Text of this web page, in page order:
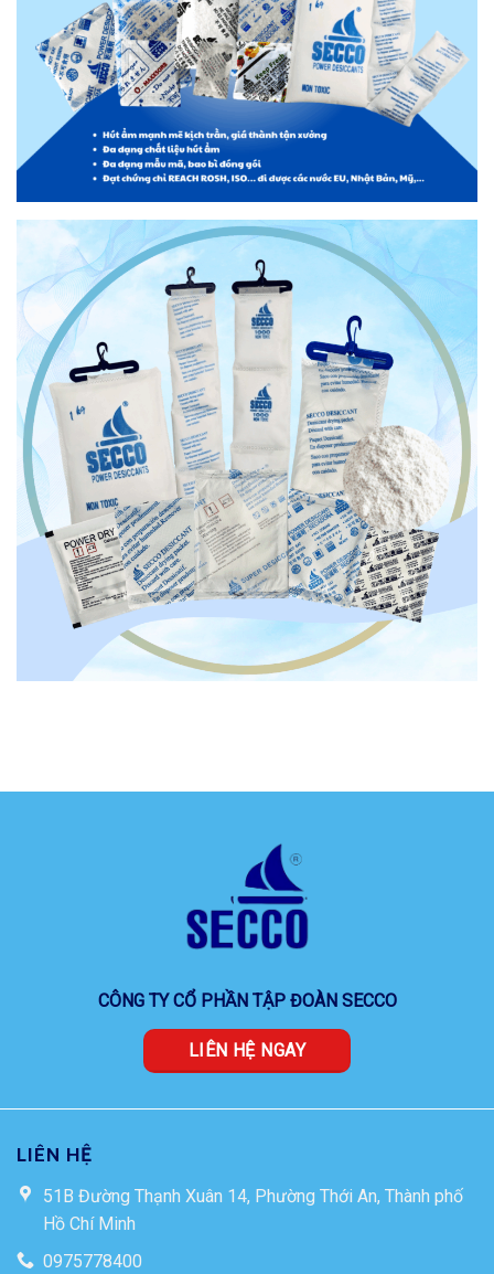
CÔNG TY CỔ PHẦN TẬP ĐOÀN SECCO
LIÊN HỆ NGAY
LIÊN HỆ
51B Đường Thạnh Xuân 14, Phường Thới An, Thành phố
Hồ Chí Minh
0975778400